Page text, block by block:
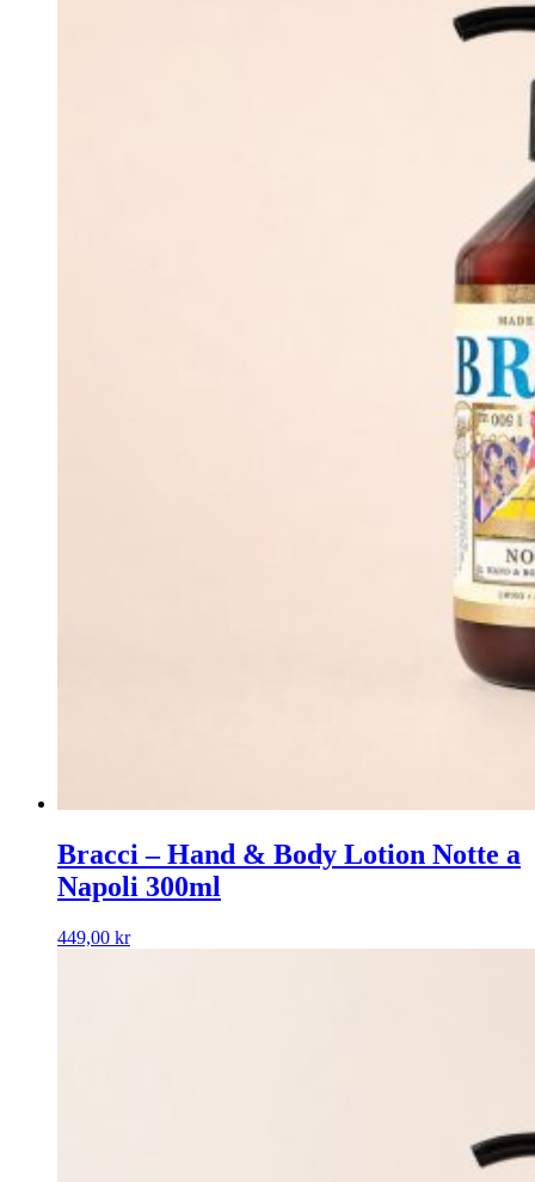
Bracci – Hand & Body Lotion Notte a
Napoli 300ml
449,00 kr